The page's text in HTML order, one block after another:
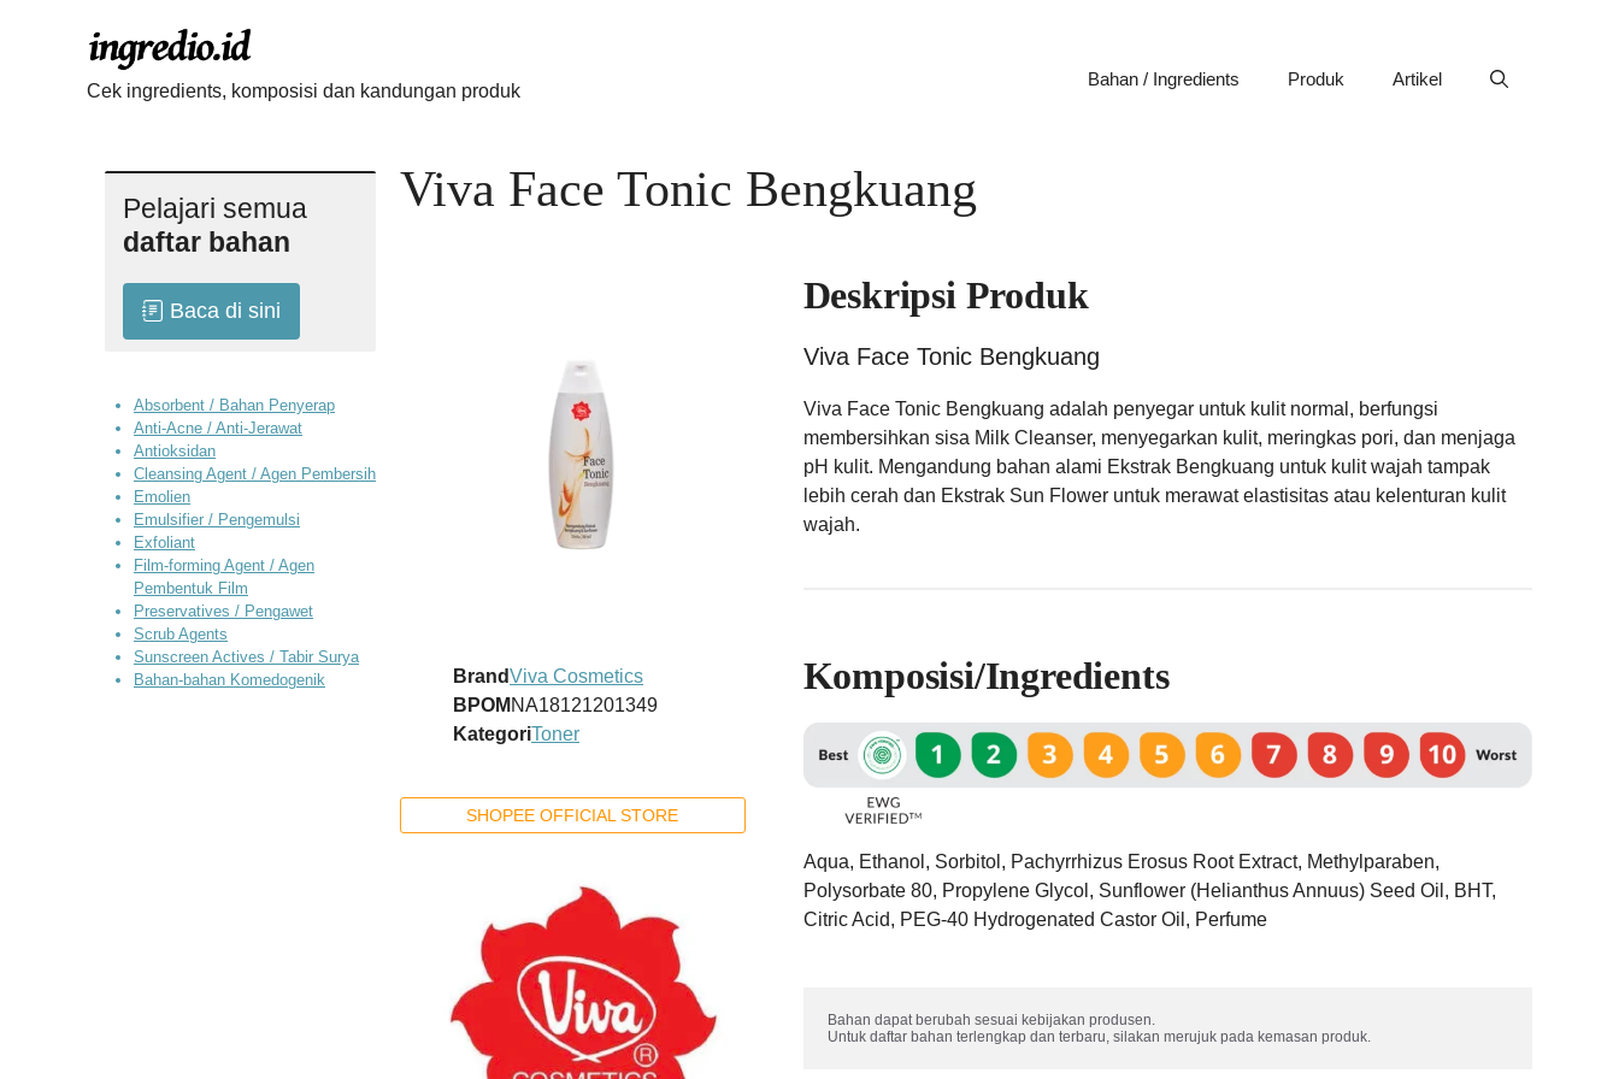
Cek ingredients, komposisi dan kandungan produk
Bahan / Ingredients Produk Artikel
Viva Face Tonic Bengkuang
BrandViva Cosmetics
BPOM NA18121201349
KategoriToner
SHOPEE OFFICIAL STORE
Deskripsi Produk
Viva Face Tonic Bengkuang
Viva Face Tonic Bengkuang adalah penyegar untuk kulit normal, berfungsi
membersihkan sisa Milk Cleanser, menyegarkan kulit, meringkas pori, dan menjaga
pH kulit. Mengandung bahan alami Ekstrak Bengkuang untuk kulit wajah tampak
lebih cerah dan Ekstrak Sun Flower untuk merawat elastisitas atau kelenturan kulit
wajah.
Komposisi/Ingredients
Aqua, Ethanol, Sorbitol, Pachyrrhizus Erosus Root Extract, Methylparaben,
Polysorbate 80, Propylene Glycol, Sunflower (Helianthus Annuus) Seed Oil, BHT,
Citric Acid, PEG-40 Hydrogenated Castor Oil, Perfume
Bahan dapat berubah sesuai kebijakan produsen.
Untuk daftar bahan terlengkap dan terbaru, silakan merujuk pada kemasan produk.
Pelajari semua
daftar bahan
Baca di sini
Absorbent / Bahan Penyerap
Anti-Acne / Anti-Jerawat
Antioksidan
Cleansing Agent / Agen Pembersih
Emolien
Emulsifier / Pengemulsi
Exfoliant
Film-forming Agent / Agen
Pembentuk Film
Preservatives / Pengawet
Scrub Agents
Sunscreen Actives / Tabir Surya
Bahan-bahan Komedogenik